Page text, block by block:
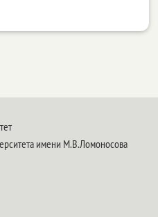
имени М.В.Ломоносова